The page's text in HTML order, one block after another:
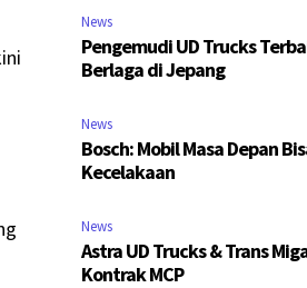
News
Pengemudi UD Trucks
Berlaga di Jepang
News
Bosch: Mobil Masa Depan
Kecelakaan
News
Astra UD Trucks & Trans
Kontrak MCP